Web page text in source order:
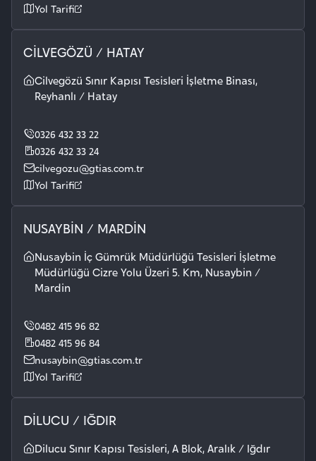
Yol Tarifi
CİLVEGÖZÜ / HATAY
Cilvegözü Sınır Kapısı Tesisleri İşletme Binası,
Reyhanlı / Hatay
0326 432 33 22
0326 432 33 24
cilvegozu@gtias.com.tr
Yol Tarifi
NUSAYBİN / MARDİN
Nusaybin İç Gümrük Müdürlüğü Tesisleri İşletme
Müdürlüğü Cizre Yolu Üzeri 5. Km, Nusaybin /
Mardin
0482 415 96 82
0482 415 96 84
nusaybin@gtias.com.tr
Yol Tarifi
DİLUCU / IĞDIR
Dilucu Sınır Kapısı Tesisleri, A Blok, Aralık / Iğdır